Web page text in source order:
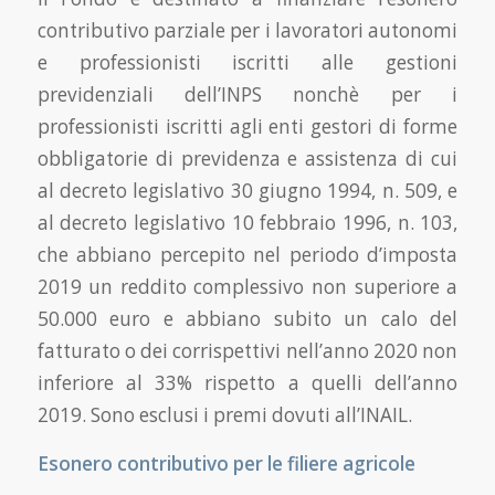
contributivo parziale per i lavoratori autonomi
e professionisti iscritti alle gestioni
previdenziali dell’INPS nonchè per i
professionisti iscritti agli enti gestori di forme
obbligatorie di previdenza e assistenza di cui
al decreto legislativo 30 giugno 1994, n. 509, e
al decreto legislativo 10 febbraio 1996, n. 103,
che abbiano percepito nel periodo d’imposta
2019 un reddito complessivo non superiore a
50.000 euro e abbiano subito un calo del
fatturato o dei corrispettivi nell’anno 2020 non
inferiore al 33% rispetto a quelli dell’anno
2019. Sono esclusi i premi dovuti all’INAIL.
Esonero contributivo per le filiere agricole